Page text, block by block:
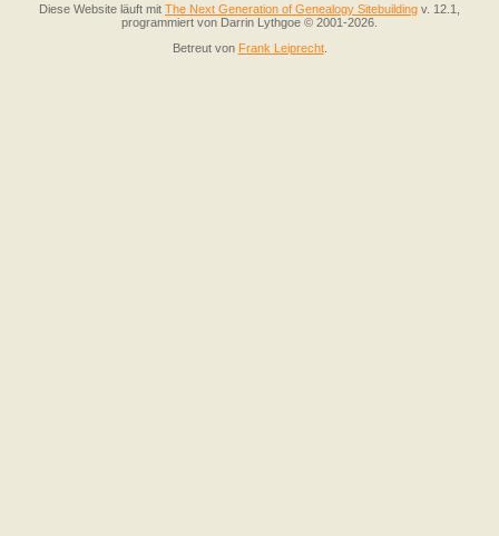
Diese Website läuft mit The Next Generation of Genealogy Sitebuilding v. 12.1,
programmiert von Darrin Lythgoe © 2001-2026.
Betreut von Frank Leiprecht.